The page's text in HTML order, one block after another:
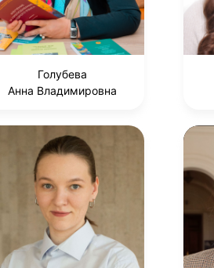
Голубева
Анна Владимировна